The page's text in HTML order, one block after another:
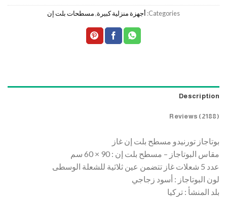
ratings
Categories: أجهزة منزلية كبيرة,مسطحات بلت إن
Description
Reviews (2188)
بوتاجاز تورنيدو مسطح بلت إن غاز
مقاس البوتاجاز – مسطح بلت إن : 90 × 60 سم
عدد 5 شعلات غاز تتضمن عين ثلاثية للشعلة الوسطى
لون البوتاجاز : أسود زجاجي
بلد المنشأ : تركيا